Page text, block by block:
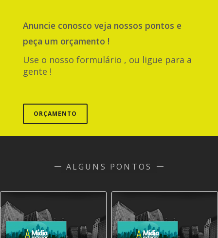
Anuncie conosco veja nossos pontos e
peça um orçamento !
Use o nosso formulário , ou ligue para a
gente !
ORÇAMENTO
ALGUNS PONTOS